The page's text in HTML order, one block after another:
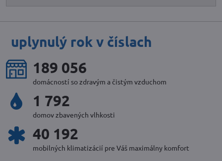
uplynulý rok v číslach
231 889
domácností so zdravým a čistým vzduchom
2 198
domov zbavených vlhkosti
49 298
mobilných klimatizácií pre Váš maximálny komfort